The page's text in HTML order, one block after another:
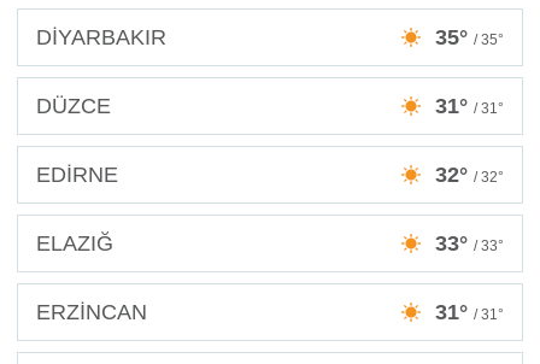
DİYARBAKIR 35° / 35°
DÜZCE 31° / 31°
EDİRNE 32° / 32°
ELAZIĞ 33° / 33°
ERZİNCAN 31° / 31°